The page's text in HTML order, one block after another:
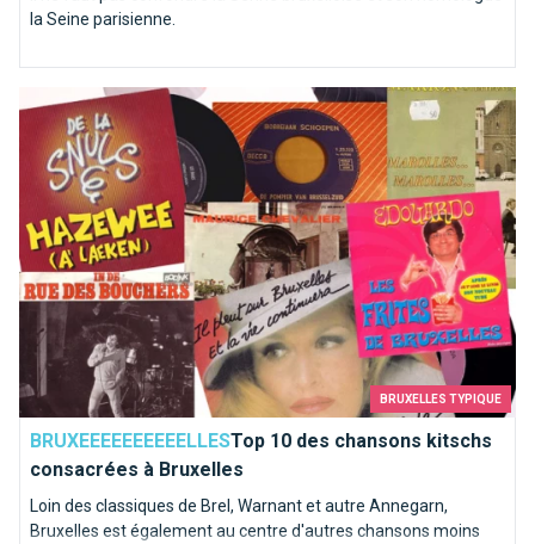
la Seine parisienne.
BRUXELLES TYPIQUE
BRUXEEEEEEEEEELLESTop 10 des chansons kitschs
consacrées à Bruxelles
Loin des classiques de Brel, Warnant et autre Annegarn,
Bruxelles est également au centre d'autres chansons moins
Top 10 des chansons kitschs consacrées à Bruxelles